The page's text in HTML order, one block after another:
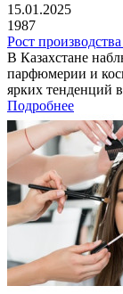
15.01.2025
1987
Рост
В Казахстане
парфюмерии и
ярких тенденций
Подробнее